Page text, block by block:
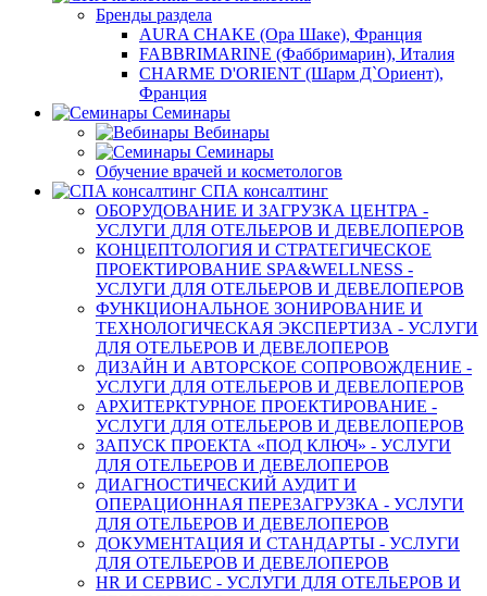
Бренды раздела
AURA CHAKE (Ора Шаке), Франция
FABBRIMARINE (Фаббримарин), Италия
CHARME D'ORIENT (Шарм Д`Ориент),
Франция
Семинары
Вебинары
Семинары
Обучение врачей и косметологов
СПА консалтинг
ОБОРУДОВАНИЕ И ЗАГРУЗКА ЦЕНТРА -
УСЛУГИ ДЛЯ ОТЕЛЬЕРОВ И ДЕВЕЛОПЕРОВ
КОНЦЕПТОЛОГИЯ И СТРАТЕГИЧЕСКОЕ
ПРОЕКТИРОВАНИЕ SPA&WELLNESS -
УСЛУГИ ДЛЯ ОТЕЛЬЕРОВ И ДЕВЕЛОПЕРОВ
ФУНКЦИОНАЛЬНОЕ ЗОНИРОВАНИЕ И
ТЕХНОЛОГИЧЕСКАЯ ЭКСПЕРТИЗА - УСЛУГИ
ДЛЯ ОТЕЛЬЕРОВ И ДЕВЕЛОПЕРОВ
ДИЗАЙН И АВТОРСКОЕ СОПРОВОЖДЕНИЕ -
УСЛУГИ ДЛЯ ОТЕЛЬЕРОВ И ДЕВЕЛОПЕРОВ
АРХИТЕРКТУРНОЕ ПРОЕКТИРОВАНИЕ -
УСЛУГИ ДЛЯ ОТЕЛЬЕРОВ И ДЕВЕЛОПЕРОВ
ЗАПУСК ПРОЕКТА «ПОД КЛЮЧ» - УСЛУГИ
ДЛЯ ОТЕЛЬЕРОВ И ДЕВЕЛОПЕРОВ
ДИАГНОСТИЧЕСКИЙ АУДИТ И
ОПЕРАЦИОННАЯ ПЕРЕЗАГРУЗКА - УСЛУГИ
ДЛЯ ОТЕЛЬЕРОВ И ДЕВЕЛОПЕРОВ
ДОКУМЕНТАЦИЯ И СТАНДАРТЫ - УСЛУГИ
ДЛЯ ОТЕЛЬЕРОВ И ДЕВЕЛОПЕРОВ
HR И СЕРВИС - УСЛУГИ ДЛЯ ОТЕЛЬЕРОВ И